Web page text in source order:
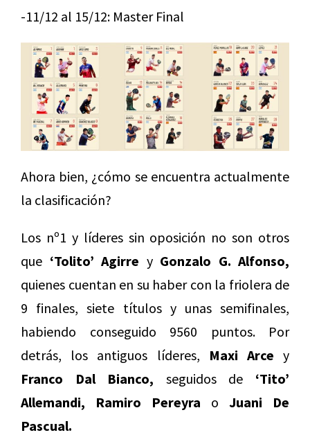
-11/12 al 15/12: Master Final
Ahora bien, ¿cómo se encuentra actualmente
la clasificación?
Los nº1 y líderes sin oposición no son otros
que ‘Tolito’ Agirre y Gonzalo G. Alfonso,
quienes cuentan en su haber con la friolera de
9 finales, siete títulos y unas semifinales,
habiendo conseguido 9560 puntos. Por
detrás, los antiguos líderes, Maxi Arce y
Franco Dal Bianco, seguidos de ‘Tito’
Allemandi, Ramiro Pereyra o Juani De
Pascual.